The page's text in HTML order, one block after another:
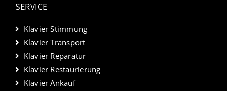
SERVICE
Klavier Stimmung
Klavier Transport
Klavier Reparatur
Klavier Restaurierung
Klavier Ankauf